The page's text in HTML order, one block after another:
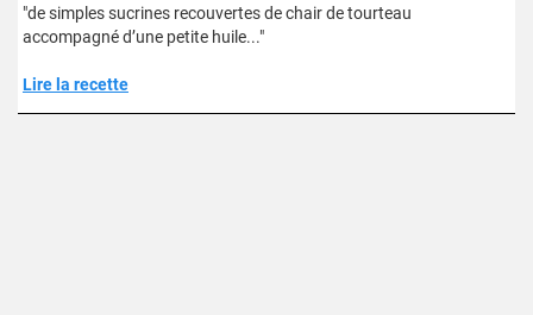
"de simples sucrines recouvertes de chair de tourteau
accompagné d’une petite huile..."
Lire la recette